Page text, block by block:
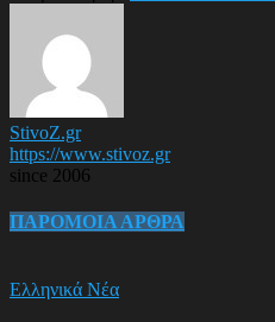
StivoZ.gr
https://www.stivoz.gr
since 2006
ΠΑΡΟΜΟΙΑ ΑΡΘΡΑ
Ελληνικά Νέα